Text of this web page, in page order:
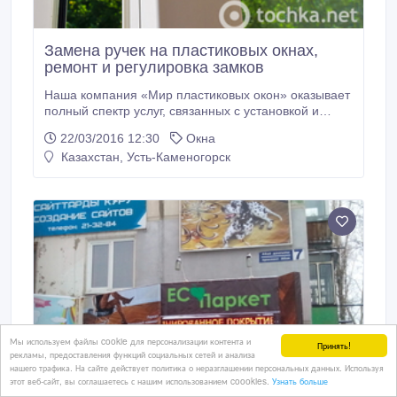
Принять!
Мы используем файлы cookie для персонализации контента и
рекламы, предоставления функций социальных сетей и анализа
нашего трафика. На сайте действует политика о неразглашении персональных данных. Используя
этот веб-сайт, вы соглашаетесь с нашим использованием coookies. Узнать больше
Замена ручек на пластиковых окнах,
ремонт и регулировка замков
Наша компания «Мир пластиковых окон» оказывает
полный спектр услуг, связанных с установкой и
балконов и лоджий. Опытные специалисты нашей
компании проведут замену и ремонт фурнитуры
22/03/2016 12:30
Окна
Казахстан, Усть-Каменогорск